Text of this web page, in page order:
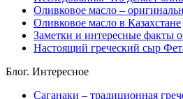
Оливковое масло –
Оливковое масло в Казахстане
Заметки и интересные факты
Настоящий греческий сыр
Блог. Интересное
Саганаки – традиционная